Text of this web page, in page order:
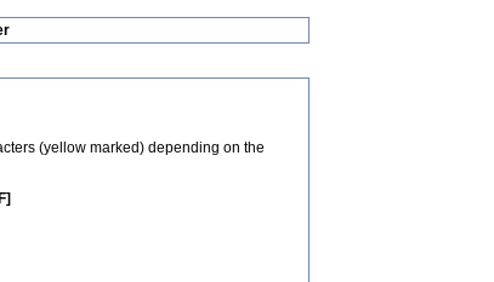
(yellow marked) depending on the